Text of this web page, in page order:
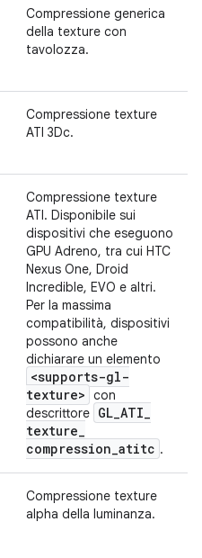
Compressione generica
della texture con
tavolozza.
Compressione texture
ATI 3Dc.
Compressione texture
ATI. Disponibile sui
dispositivi che eseguono
GPU Adreno, tra cui HTC
Nexus One, Droid
Incredible, EVO e altri.
Per la massima
compatibilità, dispositivi
possono anche
dichiarare un elemento
<supports-gl-
texture> con
descrittore GL_ATI_
texture_
compression_atitc .
Compressione texture
alpha della luminanza.